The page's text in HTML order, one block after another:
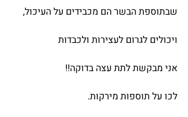
שבתוספת הבשר הם מכבידים על העיכול,
ויכולים לגרום לעצירות ולכבדות
אני מבקשת לתת עצה בדוקה!!
לכו על תוספות מירקות.